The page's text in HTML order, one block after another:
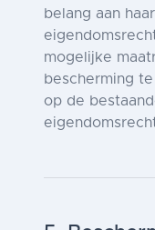
belang aan
mogelijke
bescherming
op de